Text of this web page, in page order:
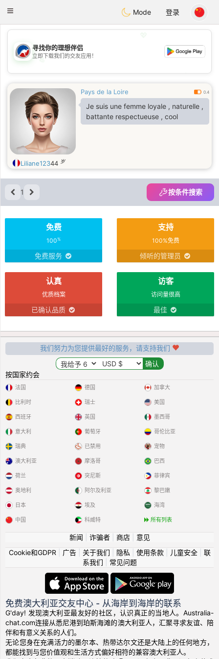
AustraliaChat
Toggle
Mode 登录
💖
💕
寻找你的理想伴侣
立即下载我们的交友应用！
Pays de la Loire 0.4
Je suis une femme loyale , naturelle ,
battante respectueuse , cool
Liliane12344 岁
1 按条件搜索
免费
100%
免费服务
支持
100%免费
倾听的管理员
认真
优质档案
已确认品质
访客
访问量很高
最佳
我们努力为您提供最好的服务，请支持我们
按国家约会
法国
比利时
西班牙
意大利
瑞典
德国
瑞士
英国
葡萄牙
已禁用
加拿大
美国
墨西哥
哥伦比亚
宠物
澳大利亚
荷兰
奥地利
日本
中国
摩洛哥
突尼斯
阿尔及利亚
埃及
科威特
巴西
菲律宾
黎巴嫩
海湾
所有列表
新闻 诈骗者| 商店| 意见
Cookie和GDPR
广告| 关于我们 隐私 使用条款| 儿童安全| 联
系我们
常见问题
免费澳大利亚交友中心 - 从海岸到海岸的联系
G'day! 发现澳大利亚最友好的社区，认识真正的当地人。Australia-
chat.com连接从悉尼港到珀斯海滩的澳大利亚人，汇聚寻求友谊、陪
伴和有意义关系的人们。
无论您身在充满活力的墨尔本、热带达尔文还是大陆上的任何地方，
都能找到与您价值观和生活方式偏好相符的兼容澳大利亚人。